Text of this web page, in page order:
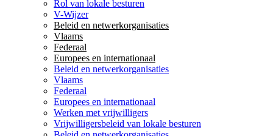
Rol van lokale besturen
V-Wijzer
Beleid en netwerkorganisaties
Vlaams
Federaal
Europees en internationaal
Beleid en netwerkorganisaties
Vlaams
Federaal
Europees en internationaal
Werken met vrijwilligers
Vrijwilligersbeleid van lokale besturen